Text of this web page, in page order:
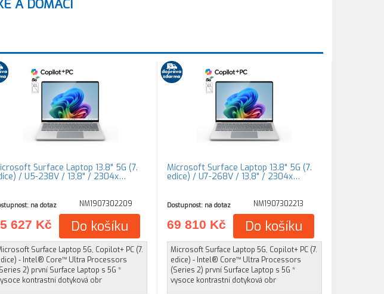
A DOMÁCÍ
Surface Laptop 13.8" 5G (7.
/ U5-238V / 13,8" / 2304x…
na dotaz NM1907302209
627 Kč Do košíku
Surface Laptop 5G, Copilot+ PC (7.
- Intel® Core™ Ultra Processors
2) první Surface Laptop s 5G *
kontrastní dotyková obr
Microsoft Surface Laptop 13.8" 5G (7.
edice) / U7-268V / 13,8" / 2304x…
Dostupnost: na dotaz NM1907302213
69 810 Kč Do košíku
Microsoft Surface Laptop 5G, Copilot+ PC (7.
edice) - Intel® Core™ Ultra Processors
(Series 2) první Surface Laptop s 5G *
vysoce kontrastní dotyková obr